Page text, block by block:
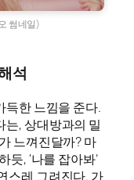
썸네일)
석
득한 느낌을 준다.
, 상대방과의 밀
느껴진달까? 마
듯, ‘나를 잡아봐’
스레 그려진다. 가